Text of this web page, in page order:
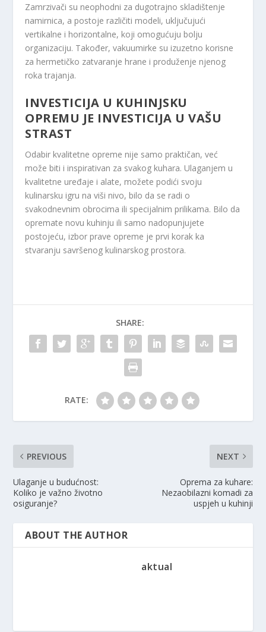
Zamrzivači su neophodni za dugotrajno skladištenje
namirnica, a postoje različiti modeli, uključujući
vertikalne i horizontalne, koji omogućuju bolju
organizaciju. Također, vakuumirke su izuzetno korisne
za hermetičko zatvaranje hrane i produženje njenog
roka trajanja.
INVESTICIJA U KUHINJSKU
OPREMU JE INVESTICIJA U VAŠU
STRAST
Odabir kvalitetne opreme nije samo praktičan, već
može biti i inspirativan za svakog kuhara. Ulaganjem u
kvalitetne uređaje i alate, možete podići svoju
kulinarsku igru na viši nivo, bilo da se radi o
svakodnevnim obrocima ili specijalnim prilikama. Bilo da
opremate novu kuhinju ili samo nadopunjujete
postojeću, izbor prave opreme je prvi korak ka
stvaranju savršenog kulinarskog prostora.
SHARE:
RATE:
PREVIOUS
Ulaganje u budućnost:
Koliko je važno životno
osiguranje?
NEXT
Oprema za kuhare:
Nezaobilazni komadi za
uspjeh u kuhinji
ABOUT THE AUTHOR
aktual